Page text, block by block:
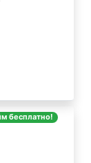
бесплатно!